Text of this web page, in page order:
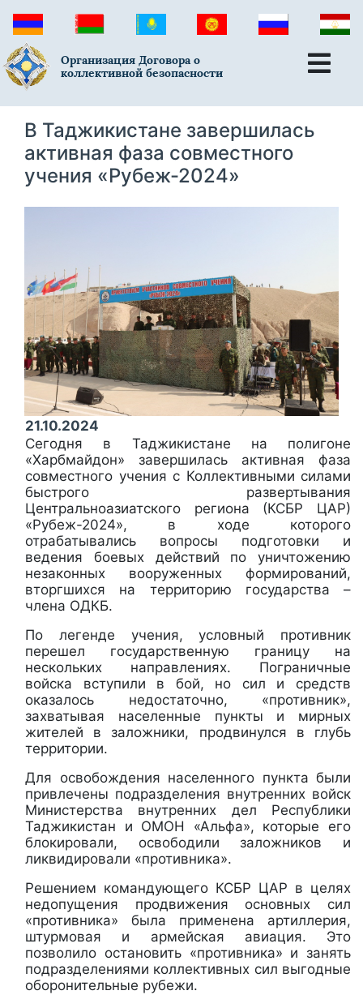
Организация Договора о
коллективной безопасности
В Таджикистане завершилась
активная фаза совместного
учения «Рубеж-2024»
21.10.2024
Сегодня в Таджикистане на полигоне
«Харбмайдон» завершилась активная фаза
совместного учения с Коллективными силами
быстрого развертывания
Центральноазиатского региона (КСБР ЦАР)
«Рубеж-2024», в ходе которого
отрабатывались вопросы подготовки и
ведения боевых действий по уничтожению
незаконных вооруженных формирований,
вторгшихся на территорию государства –
члена ОДКБ.
По легенде учения, условный противник
перешел государственную границу на
нескольких направлениях. Пограничные
войска вступили в бой, но сил и средств
оказалось недостаточно, «противник»,
захватывая населенные пункты и мирных
жителей в заложники, продвинулся в глубь
территории.
Для освобождения населенного пункта были
привлечены подразделения внутренних войск
Министерства внутренних дел Республики
Таджикистан и ОМОН «Альфа», которые его
блокировали, освободили заложников и
ликвидировали «противника».
Решением командующего КСБР ЦАР в целях
недопущения продвижения основных сил
«противника» была применена артиллерия,
штурмовая и армейская авиация. Это
позволило остановить «противника» и занять
подразделениями коллективных сил выгодные
оборонительные рубежи.